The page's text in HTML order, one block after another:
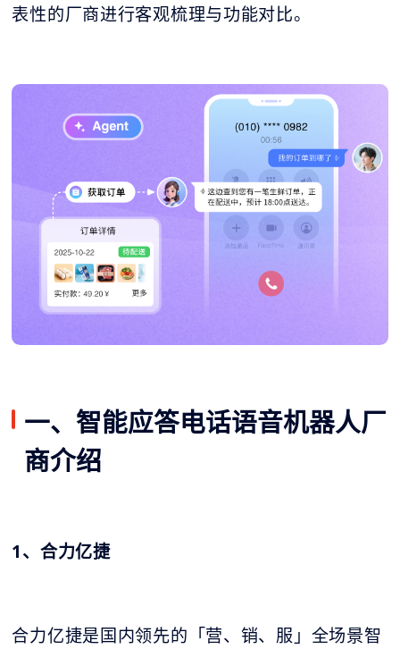
表性的厂商进行客观梳理与功能对比。
一、智能应答电话语音机器人厂
商介绍
1、合力亿捷
合力亿捷是国内领先的「营、销、服」全场景智